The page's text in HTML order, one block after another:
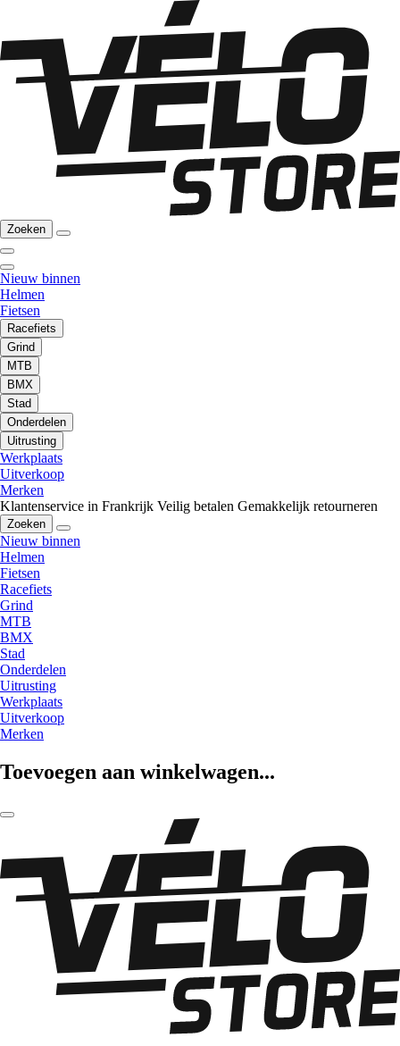
Zoeken
Nieuw binnen
Helmen
Fietsen
Racefiets
Grind
MTB
BMX
Stad
Onderdelen
Uitrusting
Werkplaats
Uitverkoop
Merken
Klantenservice in Frankrijk Veilig betalen Gemakkelijk retourneren
Zoeken
Nieuw binnen
Helmen
Fietsen
Racefiets
Grind
MTB
BMX
Stad
Onderdelen
Uitrusting
Werkplaats
Uitverkoop
Merken
Toevoegen aan winkelwagen...